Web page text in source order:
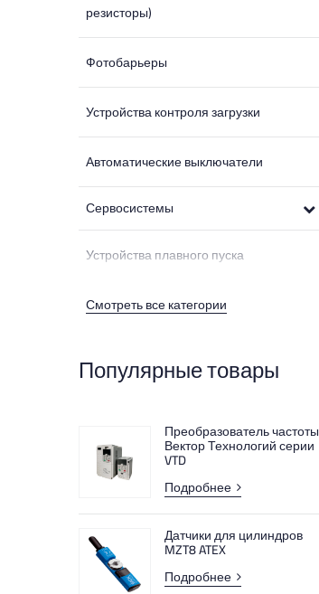
резисторы)
Фотобарьеры
Устройства контроля загрузки
Автоматические выключатели
Сервосистемы
Устройства плавного пуска
ЭМС-фильтры
пневмоцилиндров
Оптоэлектронные защитные
Жидкостные датчики
Датчики расстояния
Смотреть все категории
Популярные товары
Преобразователь частоты
Вектор Технологий серии
VTD
Подробнее
Датчики для цилиндров
MZT8 ATEX
Подробнее